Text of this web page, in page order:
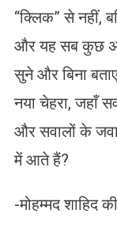
“क्लिक” से नहीं,
और यह सब कुछ
सुने और बिना
नया चेहरा, जहाँ
और सवालों के
में आते हैं?
-मोहम्मद शाहिद